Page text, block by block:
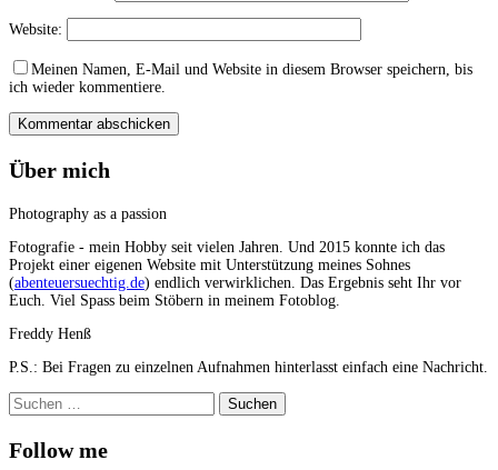
Website:
Meinen Namen, E-Mail und Website in diesem Browser speichern, bis
ich wieder kommentiere.
Über mich
Photography as a passion
Fotografie - mein Hobby seit vielen Jahren. Und 2015 konnte ich das
Projekt einer eigenen Website mit Unterstützung meines Sohnes
(abenteuersuechtig.de) endlich verwirklichen. Das Ergebnis seht Ihr vor
Euch. Viel Spass beim Stöbern in meinem Fotoblog.
Freddy Henß
P.S.: Bei Fragen zu einzelnen Aufnahmen hinterlasst einfach eine Nachricht.
Suchen
nach:
Follow me